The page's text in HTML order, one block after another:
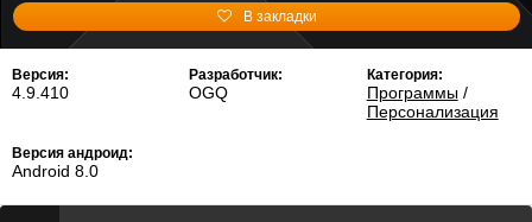
В закладки
Версия:
4.9.410
Разработчик:
OGQ
Категория:
Программы/
Персонализация
Версия андроид:
Android 8.0